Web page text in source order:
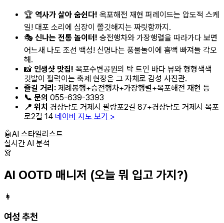
🏆 역사가 살아 숨쉰다! 옥포해전 재현 퍼레이드는 압도적 스케
일! 대포 소리에 심장이 쫄깃해지는 짜릿함까지.
🎭 신나는 전통 놀이터! 승전행차와 가장행렬을 따라가다 보면
어느새 나도 조선 백성! 신명나는 풍물놀이에 흠뻑 빠져들 각오
해.
📸 인생샷 맛집! 옥포수변공원의 탁 트인 바다 뷰와 형형색색
깃발이 펄럭이는 축제 현장은 그 자체로 감성 사진관.
즐길 거리: 제례봉행+승전행차+가장행렬+옥포해전 재현 등
📞 문의 055-639-3393
📍 위치 경상남도 거제시 팔랑포2길 87+경상남도 거제시 옥포
로2길 14 네이버 지도 보기 >
🤖AI 스타일리스트
실시간 AI 분석
👗
AI OOTD 매니저 (오늘 뭐 입고 가지?)
👩
여성 추천